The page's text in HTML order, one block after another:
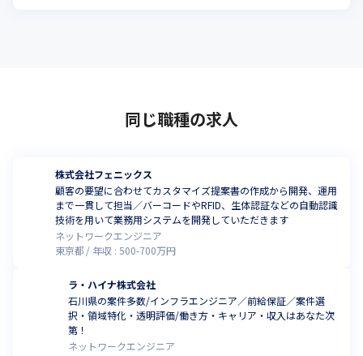
同じ職種の求人
株式会社フェニックス
顧客の要望に合わせてカスタマイズ提案書の作成から開発、運用
まで一貫して担当／バーコードやRFID、生体認証などの自動認識
技術を用いて業務用システムを開発していただきます
ネットワークエンジニア
東京都
年収 : 500-700万円
ラ・ハイナ株式会社
石川県の案件多数/インフラエンジニア／前給保証／案件選
択・領域特化・透明評価/働き方・キャリア・収入はあなた次
第！
ネットワークエンジニア